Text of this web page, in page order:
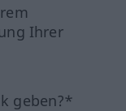
Ihrer
geben?*